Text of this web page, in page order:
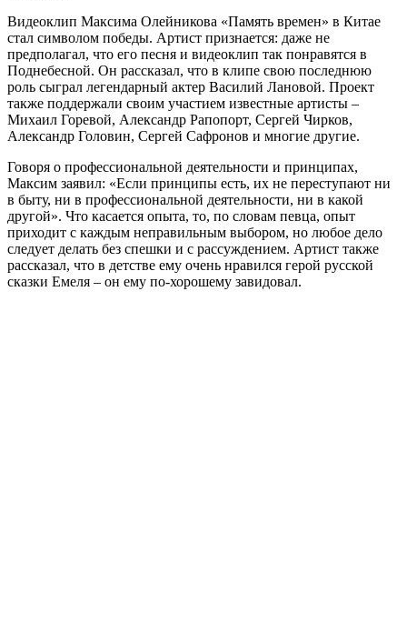
Видеоклип Максима Олейникова «Память времен» в Китае
стал символом победы. Артист признается: даже не
предполагал, что его песня и видеоклип так понравятся в
Поднебесной. Он рассказал, что в клипе свою последнюю
роль сыграл легендарный актер Василий Лановой. Проект
также поддержали своим участием известные артисты –
Михаил Горевой, Александр Рапопорт, Сергей Чирков,
Александр Головин, Сергей Сафронов и многие другие.
Говоря о профессиональной деятельности и принципах,
Максим заявил: «Если принципы есть, их не переступают ни
в быту, ни в профессиональной деятельности, ни в какой
другой». Что касается опыта, то, по словам певца, опыт
приходит с каждым неправильным выбором, но любое дело
следует делать без спешки и с рассуждением. Артист также
рассказал, что в детстве ему очень нравился герой русской
сказки Емеля – он ему по-хорошему завидовал.